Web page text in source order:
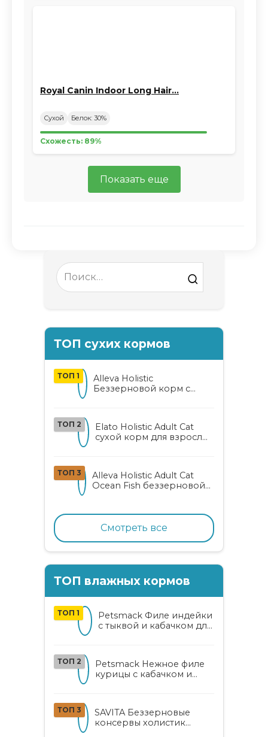
Royal Canin Indoor Long Hair…
Сухой Белок: 30%
Схожесть: 89%
Показать еще
Search
for:
ТОП сухих кормов
ТОП 1
Alleva Holistic
Беззерновой корм с
ТОП 2
Elato Holistic Adult Cat
сухой корм для взрослых
ТОП 3
Alleva Holistic Adult Cat
Ocean Fish беззерновой
рыбой, коноплей и алоэ
вера
Смотреть все
ТОП влажных кормов
ТОП 1
Petsmack Филе индейки
с тыквой и кабачком для
ТОП 2
Petsmack Нежное филе
курицы с кабачком и
ТОП 3
SAVITA Беззерновые
консервы холистик